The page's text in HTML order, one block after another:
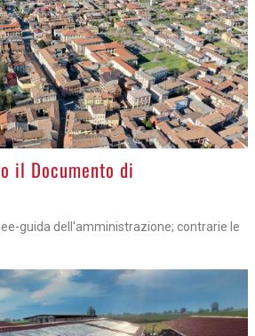
il Documento di
guida dell'amministrazione; contrarie le